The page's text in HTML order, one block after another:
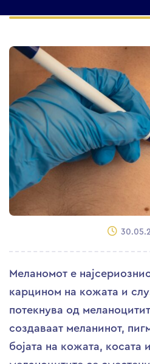
Меланомот е
карцином на кожата и
потекнува од
создаваат меланинот,
бојата на кожата, косата